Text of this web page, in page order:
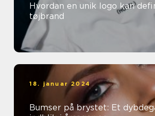
Hvordan en unik logo kan
tøjbrand
18. januar 2024
Bumser på brystet: Et